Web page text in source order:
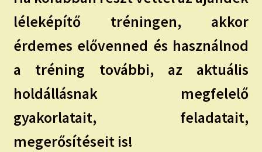
léleképítő tréningen, akkor
érdemes elővenned és használnod
a tréning további, az aktuális
holdállásnak megfelelő
gyakorlatait, feladatait,
megerősítéseit is!